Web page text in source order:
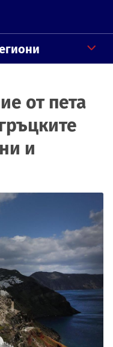
от пета
и